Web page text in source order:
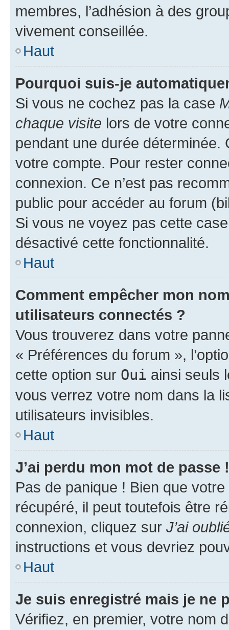
membres, l’adhésion à des
vivement conseillée.
Haut
Pourquoi suis-je
Si vous ne cochez pas la case
chaque visite lors de votre
pendant une durée déterminée.
votre compte. Pour rester
connexion. Ce n’est pas
public pour accéder au forum
Si vous ne voyez pas cette
désactivé cette fonctionnalité.
Haut
Comment empêcher mon
utilisateurs connectés ?
Vous trouverez dans votre
« Préférences du forum »,
cette option sur Oui ainsi seuls
vous verrez votre nom dans la
utilisateurs invisibles.
Haut
J’ai perdu mon mot de passe !
Pas de panique ! Bien que
récupéré, il peut toutefois être
connexion, cliquez sur J’ai
instructions et vous devriez
Haut
Je suis enregistré mais je ne
Vérifiez, en premier, votre nom